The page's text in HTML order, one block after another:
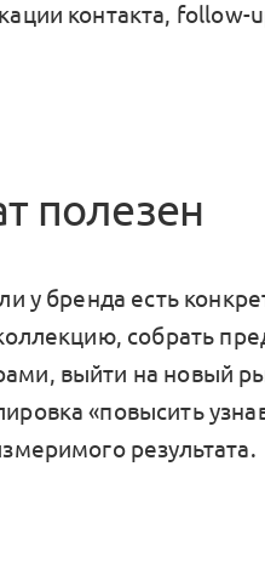
контакта, follow-
полезен
у бренда есть
собрать
выйти на новый
«повысить
результата.